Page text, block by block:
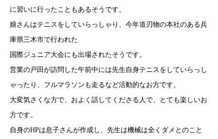
に習いに行ったこともあるそうです。
娘さんはテニスをしていらっしゃり、今年道刃物の本社のある兵
庫県三木市で行われた
国際ジュニア大会にも出場されたそうです。
営業の戸田が訪問した午前中には先生自身テニスをしていらっし
ゃったり、フルマラソンも走るなど活動的なお方です。
大変気さくな方で、およく話してくださる人で、とても楽しいお
方です。
自身のHPは息子さんが作成し、先生は機械は全くダメとのこと